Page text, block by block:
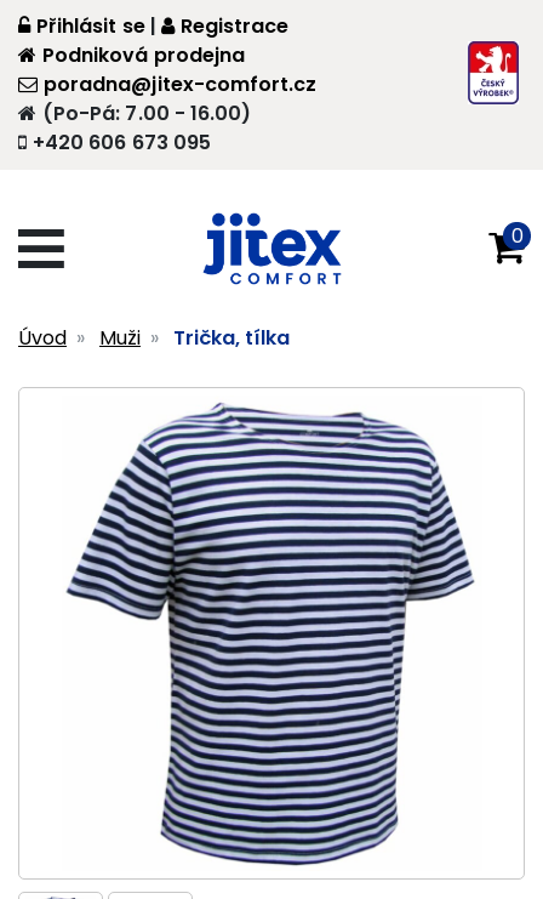
+420 606 673 095
(Po-Pá: 7.00 - 16.00)
poradna@jitex-comfort.cz
Přihlásit se |
Registrace
Podniková prodejna
0
Úvod Muži Trička, tílka